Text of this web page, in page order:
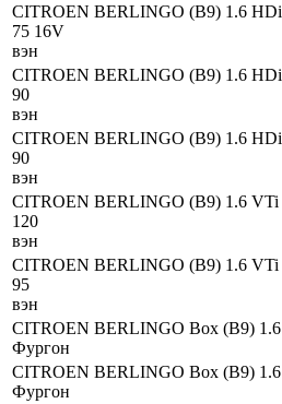
CITROEN BERLINGO (B9) 1.6 HDi
75 16V
вэн
CITROEN BERLINGO (B9) 1.6 HDi
90
вэн
CITROEN BERLINGO (B9) 1.6 HDi
90
вэн
CITROEN BERLINGO (B9) 1.6 VTi
120
вэн
CITROEN BERLINGO (B9) 1.6 VTi
95
вэн
CITROEN BERLINGO Box (B9) 1.6
Фургон
CITROEN BERLINGO Box (B9) 1.6
Фургон